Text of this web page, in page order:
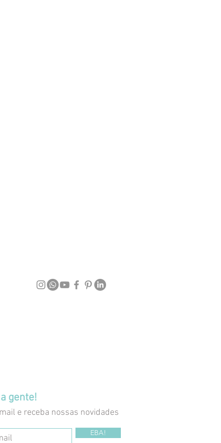
gente!
e receba nossas novidades
EBA!